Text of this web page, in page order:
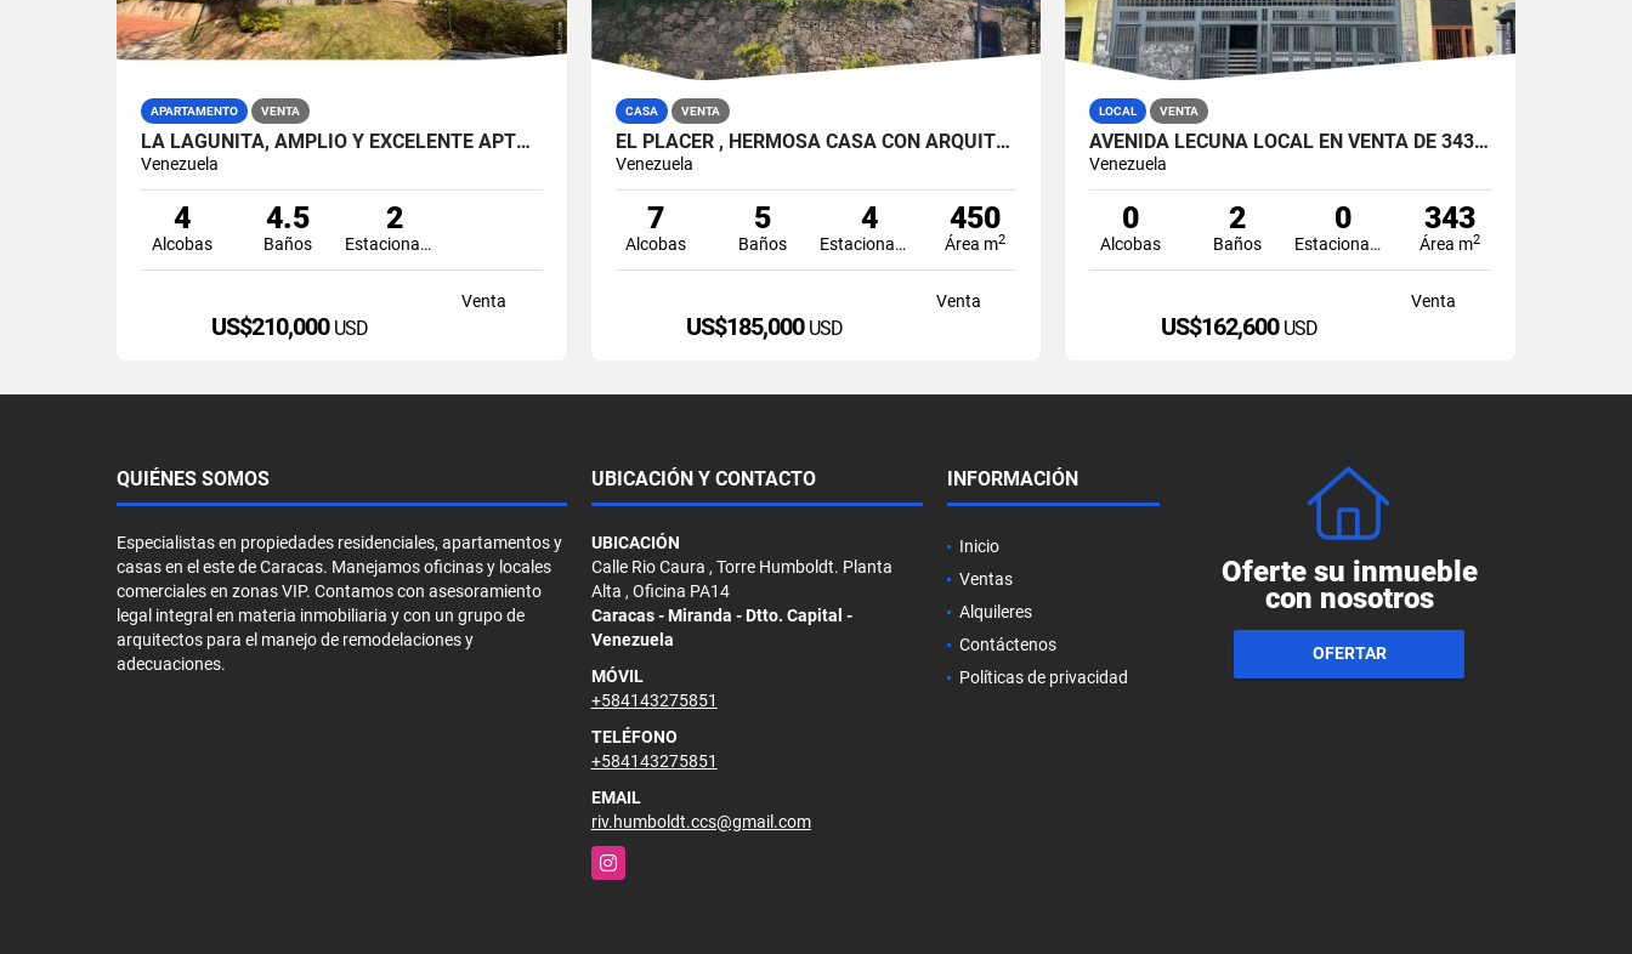
APARTAMENTO VENTA
LA LAGUNITA, AMPLIO Y EXCELENTE APTO EN LA TRANQUILIDAD ABSOLUTA
Venezuela
4
Alcobas
4.5
Baños
2
Estacionamiento
Venta
US$210,000 USD
CASA VENTA
EL PLACER , HERMOSA CASA CON ARQUITECTURA
Venezuela
7
Alcobas
5
Baños
4
Estacionamiento
450
Área m2
Venta
US$185,000 USD
LOCAL VENTA
AVENIDA LECUNA LOCAL EN VENTA DE 343 MT2 EN PB DE EDIFICIO CORPORATIVO
Venezuela
0
Alcobas
2
Baños
0
Estacionamiento
343
Área m2
Venta
US$162,600 USD
QUIÉNES SOMOS
Especialistas en propiedades residenciales, apartamentos y
casas en el este de Caracas. Manejamos oficinas y locales
comerciales en zonas VIP. Contamos con asesoramiento
legal integral en materia inmobiliaria y con un grupo de
arquitectos para el manejo de remodelaciones y
adecuaciones.
UBICACIÓN Y CONTACTO
UBICACIÓN
Calle Rio Caura , Torre Humboldt. Planta
Alta , Oficina PA14
Caracas - Miranda - Dtto. Capital -
Venezuela
MÓVIL
+584143275851
TELÉFONO
+584143275851
EMAIL
riv.humboldt.ccs@gmail.com
Instagram
INFORMACIÓN
Inicio
Ventas
Alquileres
Contáctenos
Políticas de privacidad
Oferte su inmueble
con nosotros
OFERTAR